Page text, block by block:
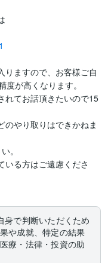
りますので、お客様ご自
が高くなります。
れてお話頂きたいので15
のやり取りはできかねま
。
いる方はご遠慮くださ
身で判断いただくため
や成就、特定の結果
療・法律・投資の助